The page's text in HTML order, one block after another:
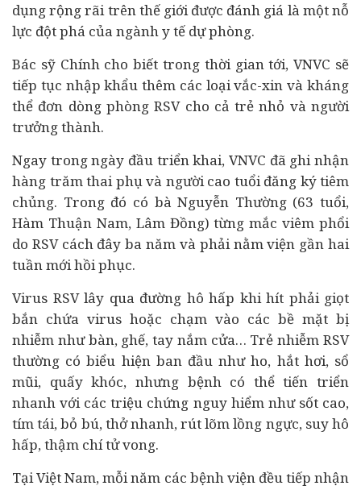
dụng rộng rãi trên thế giới được đánh giá là một nỗ
lực đột phá của ngành y tế dự phòng.
Bác sỹ Chính cho biết trong thời gian tới, VNVC sẽ
tiếp tục nhập khẩu thêm các loại vắc-xin và kháng
thể đơn dòng phòng RSV cho cả trẻ nhỏ và người
trưởng thành.
Ngay trong ngày đầu triển khai, VNVC đã ghi nhận
hàng trăm thai phụ và người cao tuổi đăng ký tiêm
chủng. Trong đó có bà Nguyễn Thường (63 tuổi,
Hàm Thuận Nam, Lâm Đồng) từng mắc viêm phổi
do RSV cách đây ba năm và phải nằm viện gần hai
tuần mới hồi phục.
Virus RSV lây qua đường hô hấp khi hít phải giọt
bắn chứa virus hoặc chạm vào các bề mặt bị
nhiễm như bàn, ghế, tay nắm cửa… Trẻ nhiễm RSV
thường có biểu hiện ban đầu như ho, hắt hơi, sổ
mũi, quấy khóc, nhưng bệnh có thể tiến triển
nhanh với các triệu chứng nguy hiểm như sốt cao,
tím tái, bỏ bú, thở nhanh, rút lõm lồng ngực, suy hô
hấp, thậm chí tử vong.
Tại Việt Nam, mỗi năm các bệnh viện đều tiếp nhận